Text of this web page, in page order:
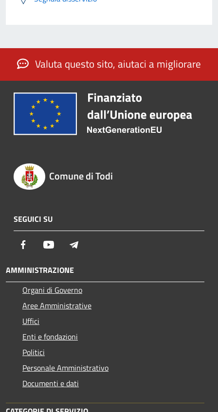
Valuta questo sito, aiutaci a migliorare
Comune di Todi
SEGUICI SU
Facebook Youtube
AMMINISTRAZIONE
Organi di Governo
Aree Amministrative
Uffici
Enti e fondazioni
Politici
Personale Amministrativo
Documenti e dati